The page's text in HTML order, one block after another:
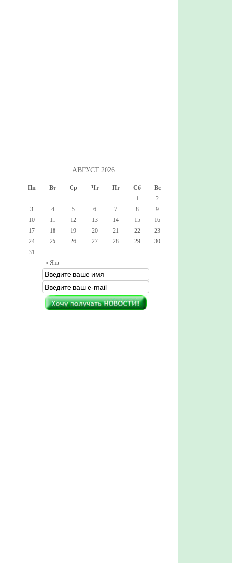
АВГУСТ 2026
Пн Вт Ср Чт Пт Сб Вс
« Янв
1
2
3
4 5 6 7 8
9
10
11 12 13 14 15
16
17
18 19 20 21 22
23
24
25 26 27 28 29
30
31